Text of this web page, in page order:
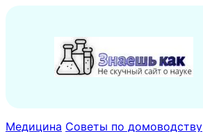
содержимому
Медицина Советы по домоводству